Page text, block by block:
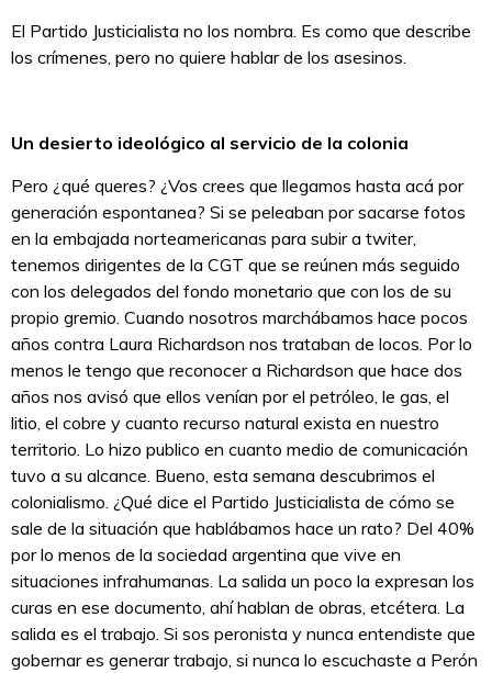
El Partido Justicialista no los nombra. Es como que describe
los crímenes, pero no quiere hablar de los asesinos.
Un desierto ideológico al servicio de la colonia
Pero ¿qué queres? ¿Vos crees que llegamos hasta acá por
generación espontanea? Si se peleaban por sacarse fotos
en la embajada norteamericanas para subir a twiter,
tenemos dirigentes de la CGT que se reúnen más seguido
con los delegados del fondo monetario que con los de su
propio gremio. Cuando nosotros marchábamos hace pocos
años contra Laura Richardson nos trataban de locos. Por lo
menos le tengo que reconocer a Richardson que hace dos
años nos avisó que ellos venían por el petróleo, le gas, el
litio, el cobre y cuanto recurso natural exista en nuestro
territorio. Lo hizo publico en cuanto medio de comunicación
tuvo a su alcance. Bueno, esta semana descubrimos el
colonialismo. ¿Qué dice el Partido Justicialista de cómo se
sale de la situación que hablábamos hace un rato? Del 40%
por lo menos de la sociedad argentina que vive en
situaciones infrahumanas. La salida un poco la expresan los
curas en ese documento, ahí hablan de obras, etcétera. La
salida es el trabajo. Si sos peronista y nunca entendiste que
gobernar es generar trabajo, si nunca lo escuchaste a Perón